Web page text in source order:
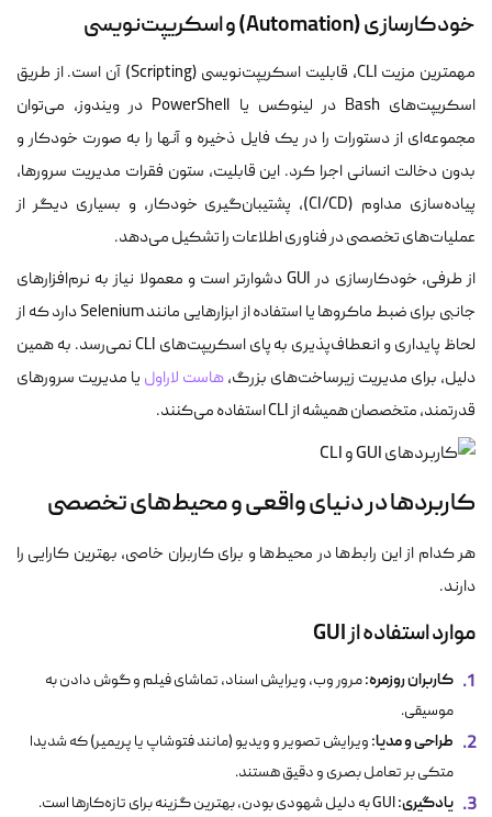
خودکارسازی (Automation) و اسکریپت‌نویسی
مهمترین مزیت CLI، قابلیت اسکریپت‌نویسی (Scripting) آن است. از طریق
اسکریپت‌های Bash در لینوکس یا PowerShell در ویندوز، می‌توان
مجموعه‌ای از دستورات را در یک فایل ذخیره و آنها را به صورت خودکار و
بدون دخالت انسانی اجرا کرد. این قابلیت، ستون فقرات مدیریت سرورها،
پیاده‌سازی مداوم (CI/CD)، پشتیبان‌گیری خودکار، و بسیاری دیگر از
عملیات‌های تخصصی در فناوری اطلاعات را تشکیل می‌دهد.
از طرفی، خودکارسازی در GUI دشوارتر است و معمولا نیاز به نرم‌افزارهای
جانبی برای ضبط ماکروها یا استفاده از ابزارهایی مانند Selenium دارد که از
لحاظ پایداری و انعطاف‌پذیری به پای اسکریپت‌های CLI نمی‌رسد. به همین
دلیل، برای مدیریت زیرساخت‌های بزرگ،هاست لاراول یا مدیریت سرورهای
قدرتمند، متخصصان همیشه از CLI استفاده می‌کنند.
کاربردها در دنیای واقعی و محیط‌های تخصصی
هر کدام از این رابط‌ها در محیط‌ها و برای کاربران خاصی، بهترین کارایی را
دارند.
موارد استفاده از GUI
کاربران روزمره:مرور وب، ویرایش اسناد، تماشای فیلم و گوش دادن به
موسیقی.
طراحی و مدیا: ویرایش تصویر و ویدیو (مانند فتوشاپ یا پریمیر) که شدیدا
متکی بر تعامل بصری و دقیق هستند.
یادگیری: